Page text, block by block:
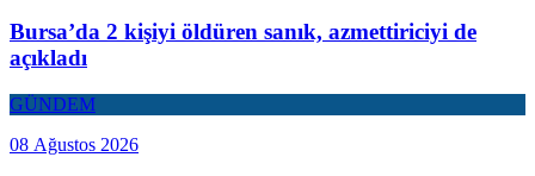
Bursa’da 2 kişiyi öldüren sanık, azmettiriciyi de
açıkladı
GÜNDEM
08 Ağustos 2026